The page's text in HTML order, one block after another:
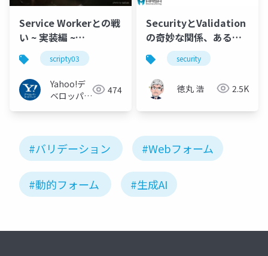
Service Workerとの戦
い ~ 実装編 ~
#scripty03
scripty03
Yahoo!デ
ベロッパー
474
SecurityとValidation
の奇妙な関係、あるい
はDrupalはなぜ
Validationをしたがら
ないのか
security
徳丸 浩 2.5K
#バリデーション #Webフォーム
#動的フォーム #生成AI